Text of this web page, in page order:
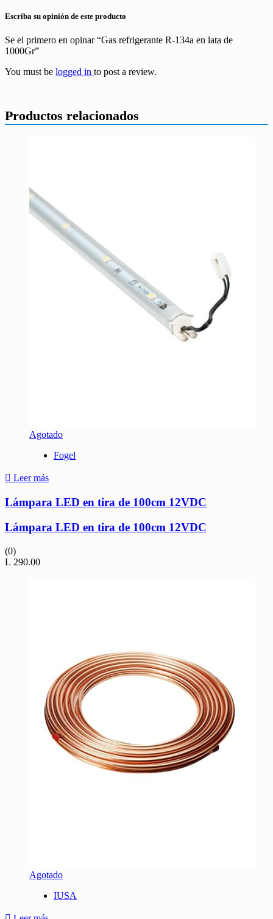
Escriba su opinión de este producto
Se el primero en opinar “Gas refrigerante R-134a en lata de
1000Gr”
You must be logged in to post a review.
Productos relacionados
Agotado
Fogel
Leer más
Lámpara LED en tira de 100cm 12VDC
Lámpara LED en tira de 100cm 12VDC
(0)
L 290.00
Agotado
IUSA